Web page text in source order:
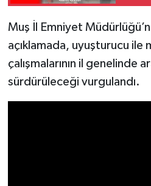
Muş İl Emniyet
açıklamada, uyuşturucu ile
çalışmalarının il genelinde
sürdürüleceği vurgulandı.